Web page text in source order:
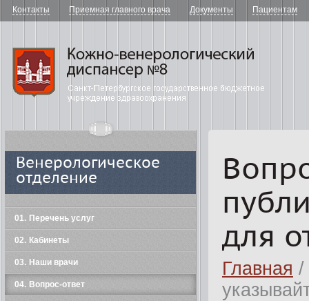
для
Главная /
Венерологическое
отделение
01 Перечень услуг
02 Кабинеты
03 Наши врачи
04 Вопрос-ответ
Контакты Приемная главного врача Документы Пациентам